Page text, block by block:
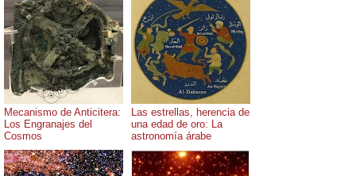
Mecanismo de Anticitera:
Los Engranajes del
Cosmos
Las estrellas, herencia de
una edad de oro: La
astronomía árabe